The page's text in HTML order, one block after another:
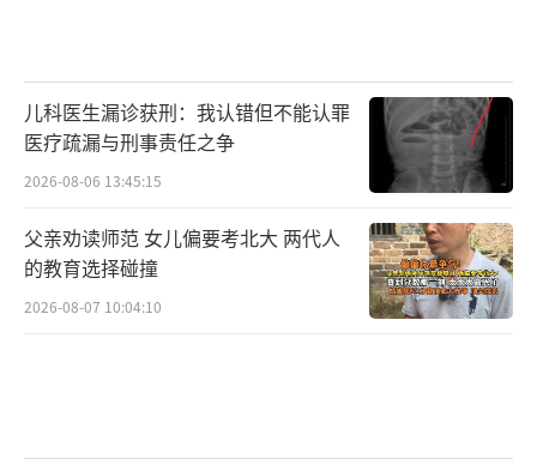
儿科医生漏诊获刑：我认错但不能认罪
医疗疏漏与刑事责任之争
2026-08-06 13:45:15
父亲劝读师范 女儿偏要考北大 两代人
的教育选择碰撞
2026-08-07 10:04:10